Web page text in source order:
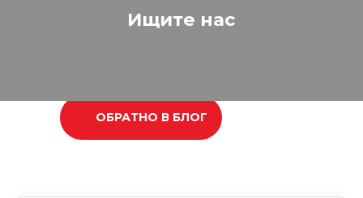
Ищите нас
ОБРАТНО В БЛОГ